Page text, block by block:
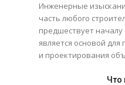
Инженерные
часть любого
предшествует
является основой
и проектирования
Что